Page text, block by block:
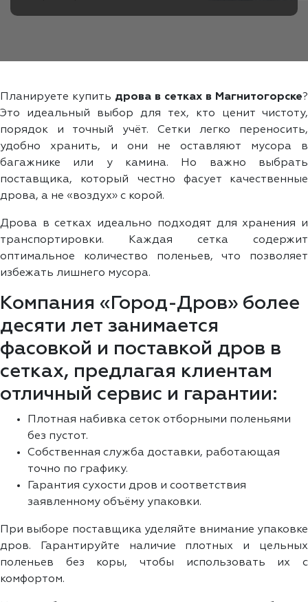
Планируете купить дрова в сетках в Магнитогорске?
Это идеальный выбор для тех, кто ценит чистоту,
порядок и точный учёт. Сетки легко переносить,
удобно хранить, и они не оставляют мусора в
багажнике или у камина. Но важно выбрать
поставщика, который честно фасует качественные
дрова, а не «воздух» с корой.
Дрова в сетках идеально подходят для хранения и
транспортировки. Каждая сетка содержит
оптимальное количество поленьев, что позволяет
избежать лишнего мусора.
Компания «Город-Дров» более
десяти лет занимается
фасовкой и поставкой дров в
сетках, предлагая клиентам
отличный сервис и гарантии:
Плотная набивка сеток отборными поленьями
без пустот.
Собственная служба доставки, работающая
точно по графику.
Гарантия сухости дров и соответствия
заявленному объёму упаковки.
При выборе поставщика уделяйте внимание упаковке
дров. Гарантируйте наличие плотных и цельных
поленьев без коры, чтобы использовать их с
комфортом.